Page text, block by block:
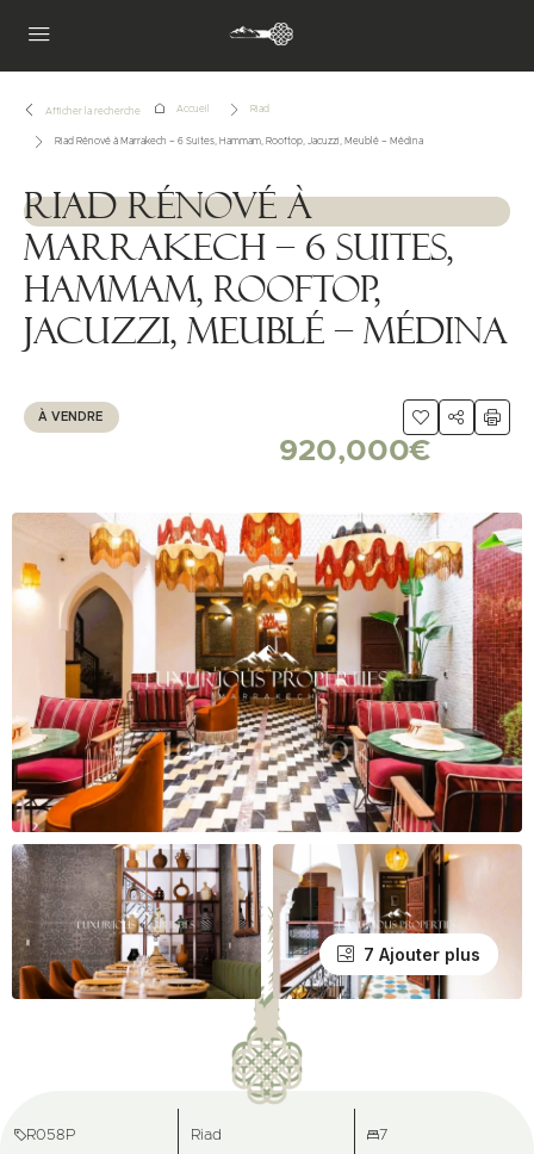
Afficher la recherche Accueil Riad
Riad Rénové à Marrakech – 6 Suites, Hammam, Rooftop, Jacuzzi, Meublé – Médina
1111111
Riad Rénové à
Marrakech – 6 Suites,
Hammam, Rooftop,
Jacuzzi, Meublé – Médina
À VENDRE
920,000€
7 Ajouter plus
R058P Riad 7